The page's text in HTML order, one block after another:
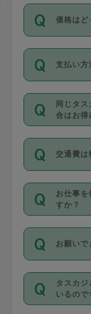
依頼1回
超えて
利用く
の上事
お、3時
いませ
価格はど
11種類
身が価
タスカ
があり
値、な
がって
支払い方
お支払
Master
Diners
を行う
ル登録
丈夫で
デビッ
リカ、
銀行振
なお、
金のご
同じタ
合はお得
依頼に
隔週）
ポット
す。
定期の
りに、
（例：
ンセル
は２回
交通費は
交通費
料金の
ます。
お仕事
すか？
時間帯
たり３
・Ａ
・ＰＭ
・夜
お願いで
掃除、
作り置
きる仕
タスカ
いるので